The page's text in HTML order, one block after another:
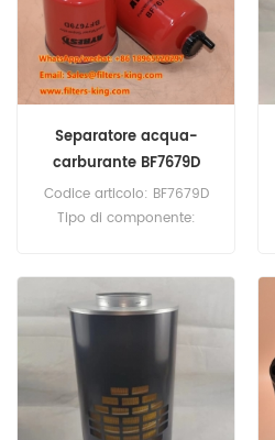
Separatore acqua-
carburante BF7679D
RE61723 per 540G
Codice articolo: BF7679D
Tipo di componente:
Baldwin Replacement
Quantità minima d'ordine:
60 pezzi Diametro esterno
3,15 pollici (80 mm)
Lunghezza 6,07 pollici
(154,3 mm) Compatibilità: